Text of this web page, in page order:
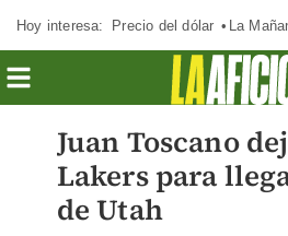
Hoy interesa: Precio del dólar La
Juan Toscano
Lakers para
de Utah